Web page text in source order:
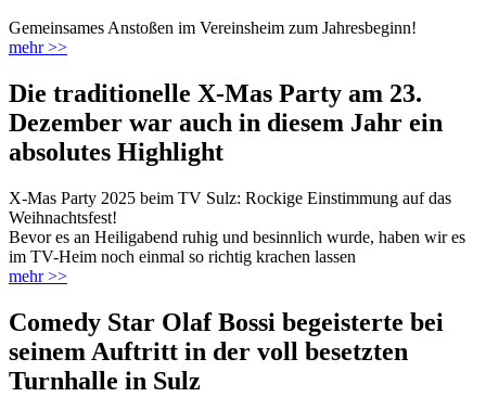
Gemeinsames Anstoßen im Vereinsheim zum Jahresbeginn!
mehr >>
Die traditionelle X-Mas Party am 23.
Dezember war auch in diesem Jahr ein
absolutes Highlight
X-Mas Party 2025 beim TV Sulz: Rockige Einstimmung auf das
Weihnachtsfest!
Bevor es an Heiligabend ruhig und besinnlich wurde, haben wir es
im TV-Heim noch einmal so richtig krachen lassen
mehr >>
Comedy Star Olaf Bossi begeisterte bei
seinem Auftritt in der voll besetzten
Turnhalle in Sulz